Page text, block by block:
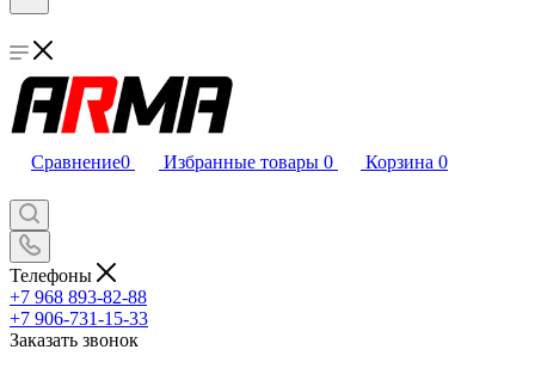
Сравнение0 Избранные товары 0 Корзина 0
Телефоны
+7 968 893-82-88
+7 906-731-15-33
Заказать звонок